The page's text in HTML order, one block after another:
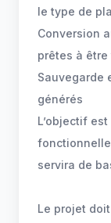
le type de
Conversion
prêtes à
Sauvegarde
générés
L’objectif
servira de
Le projet